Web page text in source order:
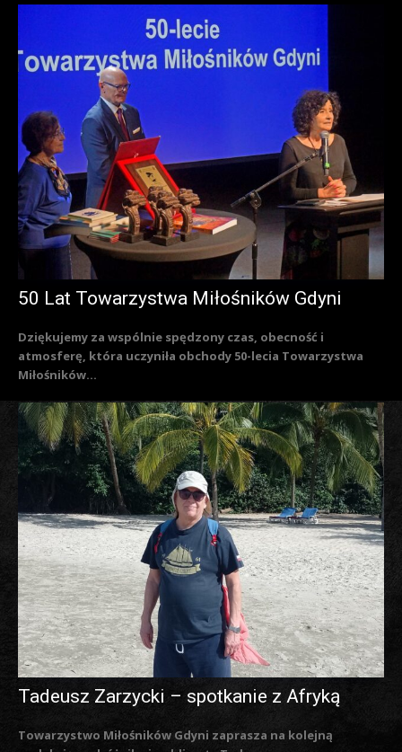
50 Lat Towarzystwa Miłośników Gdyni
Dziękujemy za wspólnie spędzony czas, obecność i
atmosferę, która uczyniła obchody 50-lecia Towarzystwa
Miłośników...
Tadeusz Zarzycki – spotkanie z Afryką
Towarzystwo Miłośników Gdyni zaprasza na kolejną